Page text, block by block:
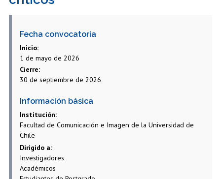
PERIODISMO
Fecha convocatoria
Inicio:
1 de mayo de 2026
Cierre:
30 de septiembre de 2026
Información básica
Institución:
Facultad de Comunicación e Imagen de la Universidad de
Chile
Dirigido a:
Investigadores
Académicos